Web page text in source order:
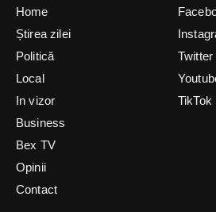
Home
Știrea zilei
Politică
Local
In vizor
Business
Bex TV
Opinii
Contact
Twitter
TikTok